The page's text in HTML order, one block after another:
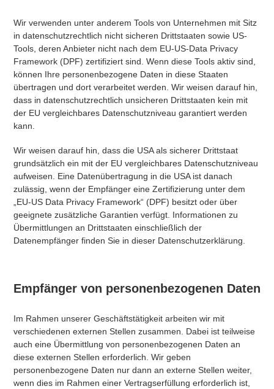
Wir verwenden unter anderem Tools von Unternehmen mit Sitz
in datenschutzrechtlich nicht sicheren Drittstaaten sowie US-
Tools, deren Anbieter nicht nach dem EU-US-Data Privacy
Framework (DPF) zertifiziert sind. Wenn diese Tools aktiv sind,
können Ihre personenbezogene Daten in diese Staaten
übertragen und dort verarbeitet werden. Wir weisen darauf hin,
dass in datenschutzrechtlich unsicheren Drittstaaten kein mit
der EU vergleichbares Datenschutzniveau garantiert werden
kann.
Wir weisen darauf hin, dass die USA als sicherer Drittstaat
grundsätzlich ein mit der EU vergleichbares Datenschutzniveau
aufweisen. Eine Datenübertragung in die USA ist danach
zulässig, wenn der Empfänger eine Zertifizierung unter dem
„EU-US Data Privacy Framework“ (DPF) besitzt oder über
geeignete zusätzliche Garantien verfügt. Informationen zu
Übermittlungen an Drittstaaten einschließlich der
Datenempfänger finden Sie in dieser Datenschutzerklärung.
Empfänger von personenbezogenen Daten
Im Rahmen unserer Geschäftstätigkeit arbeiten wir mit
verschiedenen externen Stellen zusammen. Dabei ist teilweise
auch eine Übermittlung von personenbezogenen Daten an
diese externen Stellen erforderlich. Wir geben
personenbezogene Daten nur dann an externe Stellen weiter,
wenn dies im Rahmen einer Vertragserfüllung erforderlich ist,